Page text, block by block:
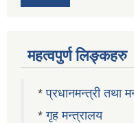
महत्वपुर्ण लिङ्कहरु
*प्रधानमन्त्री तथा
*गृह मन्त्रालय